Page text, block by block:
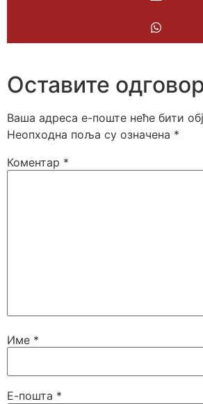
Оставите
Ваша адреса е-поште неће бити
Неопходна поља су означена *
Коментар *
Име *
Е-пошта *